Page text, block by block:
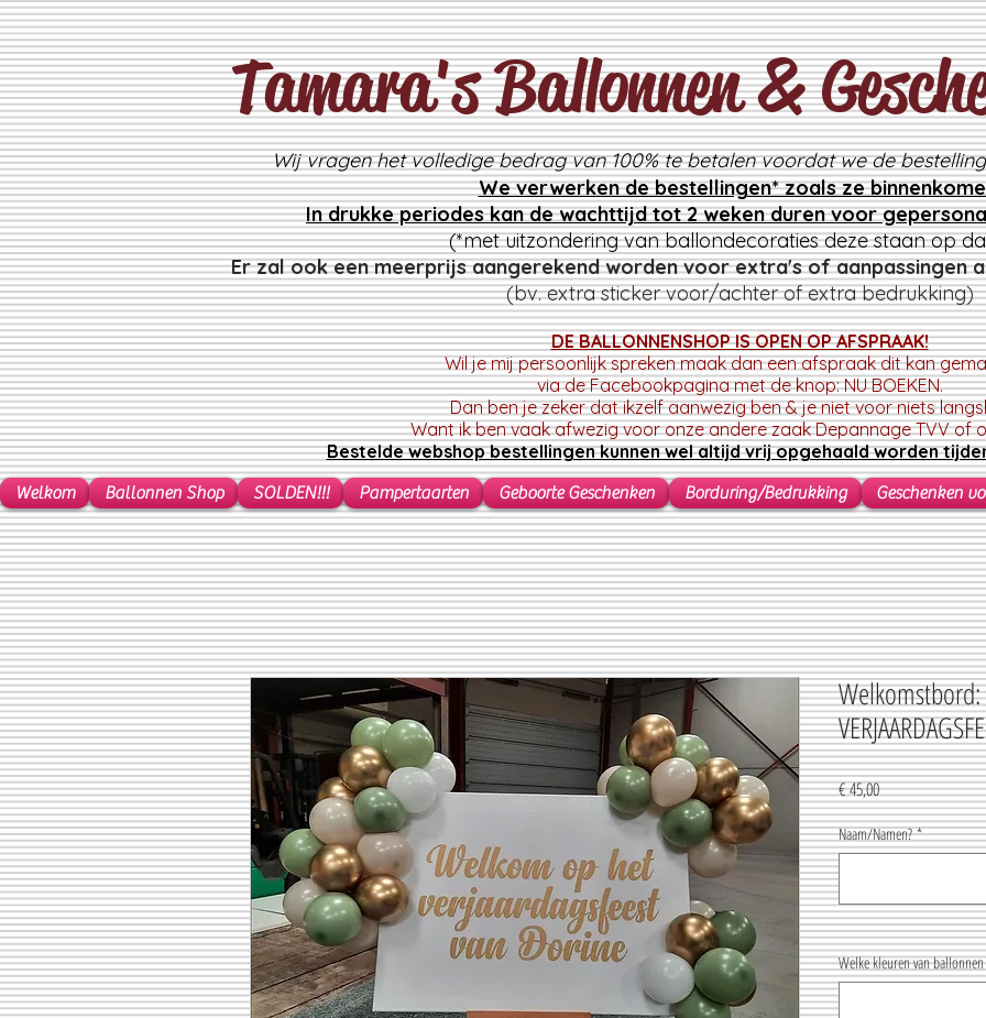
Tamara's Ballonnen &
Wij vragen het volledige bedrag van 100% te betalen voordat we de
We verwerken de bestellingen* zoals ze
In drukke periodes kan de wachttijd tot 2 weken duren voor
(*met uitzondering van ballondecoraties deze staan op
Er zal ook een meerprijs aangerekend worden voor extra's of aanpassingen
(bv. extra sticker voor/achter of extra bedrukking)
DE BALLONNENSHOP IS OPEN OP AFSPRAAK!
Wil je mij persoonlijk spreken maak dan een afspraak dit kan
via de Facebookpagina met de knop: NU BOEKEN.
Dan ben je zeker dat ikzelf aanwezig ben & je niet voor niets
Want ik ben vaak afwezig voor onze andere zaakDepannage TVV of
Bestelde webshop bestellingen kunnen wel altijd vrij opgehaald worden
Welkom Ballonnen Shop SOLDEN!!! Pampertaarten Geboorte Geschenken Borduring/Bedrukking Geschenken
Welkomstbord:
€ 45,00Prijs
Naam/Namen? *
Welke kleuren van